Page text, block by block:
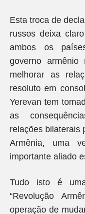
Esta troca de
russos deixa
ambos os
governo
melhorar as
resoluto em
Yerevan tem
as
relações bilaterais
Armênia, uma
importante aliado
Tudo isto é
“Revolução
operação de